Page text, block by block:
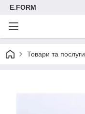
E.FORM
Товари та послуги